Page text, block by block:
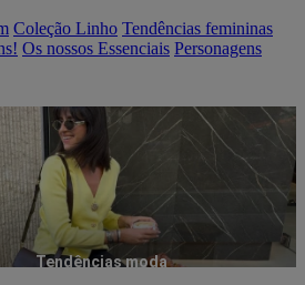
Coleção Linho Tendências femininas
Os nossos Essenciais Personagens
Tendências moda